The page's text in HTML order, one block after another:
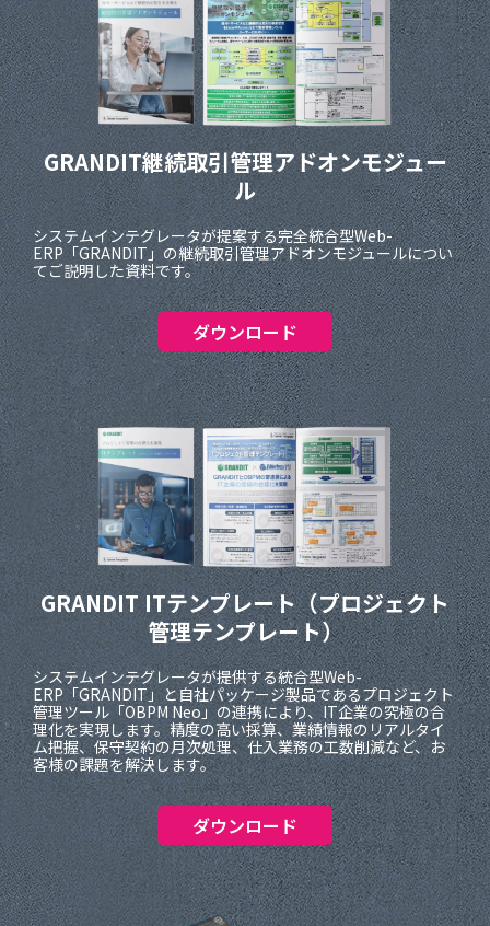
GRANDIT継続取引管理アドオンモジュー
ル
システムインテグレータが提案する完全統合型Web-
ERP「GRANDIT」の継続取引管理アドオンモジュールについ
てご説明した資料です。
ダウンロード
GRANDIT ITテンプレート（プロジェクト
管理テンプレート）
システムインテグレータが提供する統合型Web-
ERP「GRANDIT」と自社パッケージ製品であるプロジェクト
管理ツール「OBPM Neo」の連携により、IT企業の究極の合
理化を実現します。精度の高い採算、業績情報のリアルタイ
ム把握、保守契約の月次処理、仕入業務の工数削減など、お
客様の課題を解決します。
ダウンロード